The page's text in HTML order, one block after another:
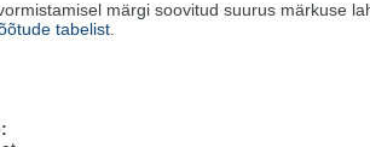
märgi soovitud suurus märkuse
tabelist.